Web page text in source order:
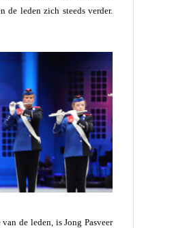
leden zich steeds verder.
de leden, is Jong Pasveer